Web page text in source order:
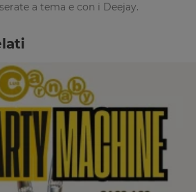
a tema e con i Deejay.